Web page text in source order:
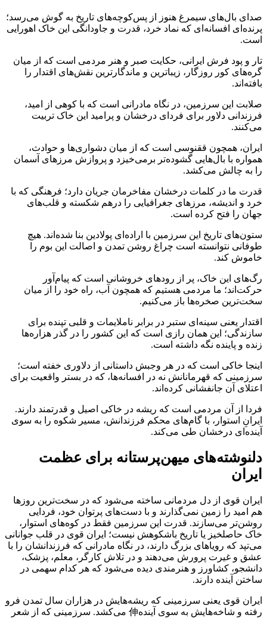
صدای بال‌های سیمرغ هنوز از پس‌کوچه‌های تاریخ به گوش می‌رسد؛
پرنده‌ای افسانه‌ای که نماد خرد، قدرت و جاودانگی این خاک اهورایی
است.
تار و پود فرش ایرانی، حکایت صبر و هنر مردمی است که از میان
گره‌های کور روزگار، زیباترین و ماندگارترین نقش‌های اقتدار را
بافته‌اند.
صلابت این سرزمین، در نگاه مادرانی است که با کوهی از امید،
فرزندانی دلاور برای فردای درخشان و پرامید این خاک تربیت
می‌کنند.
ایران، همچون ققنوسی است که از میان دشواری‌ها و حوادث،
همواره با بال‌هایی گشوده‌تر برمی‌خیزد و پروازش مرزهای آسمان
را به چالش می‌کشد.
قدرت ما در کلمات درخشان مفاخرمان جریان دارد؛ فرهنگی که با
خرد و اندیشه، مرزهای جغرافیایی را درهم شکسته و قلب‌های
جهان را فتح کرده است.
ستون‌های تاریخ این سرزمین با اراده‌ای پولادین بنا شده‌اند. هیچ
طوفانی نتوانسته است چراغ روشن تمدن و اصالت این بوم را
خاموش کند.
رگ‌های این خاک، پر از رودهای خروشانی است که پیام‌آور
حرکت‌اند؛ ما مردمی هستیم که همچون آب، راه خود را از میان
سخت‌ترین صخره‌ها باز می‌کنیم.
اقتدار یعنی سینه‌ای ستبر در برابر ناملایمات و قلبی تپنده برای
سازندگی؛ این همان رازی است که این کشور را در گذر هزاره‌ها
زنده و پاینده نگه داشته است.
اینجا خاکی است که در هر وجبش داستانی از دلاوری خفته است؛
سرزمینی که قهرمانانش نه در افسانه‌ها، که در بستر واقعیت برای
اعتلای آن جانفشانی کرده‌اند.
فردا از آن مردمی است که ریشه در خاکی اصیل و قدرتمند دارند.
ایرانِ استوار، با گام‌های محکم فرزندانش، مسیر شکوه را به سوی
آینده‌ای درخشان طی می‌کند.
دلنوشته‌های میهن‌پرستانه برای عظمت
ایران
ایران قوی از دل مردمانی ساخته می‌شود که در سخت‌ترین روزها
هم امید را زمین نمی‌گذارند و با دست‌های پرتوان خود، فردایی
روشن‌تر می‌سازند. قدرت این سرزمین فقط در کوه‌های استوار،
خاک حاصلخیز یا تاریخ باشکوهش نیست؛ ایران قوی در قلب جوانانی
می‌تپد که رویاهای بزرگ دارند، در نگاه مادرانی که فرزندانشان را با
عشق و غیرت پرورش می‌دهند و در تلاش کارگر، معلم، پزشک،
دانشجو، کشاورز و هنرمندی دیده می‌شود که هر کدام سهمی در
ساختن آینده دارند.
ایران قوی یعنی سرزمینی که ریشه‌هایش در هزاران سال تمدن فرو
رفته و شاخه‌هایش به سوی آینده伸 می‌کشد. سرزمینی که از شعر